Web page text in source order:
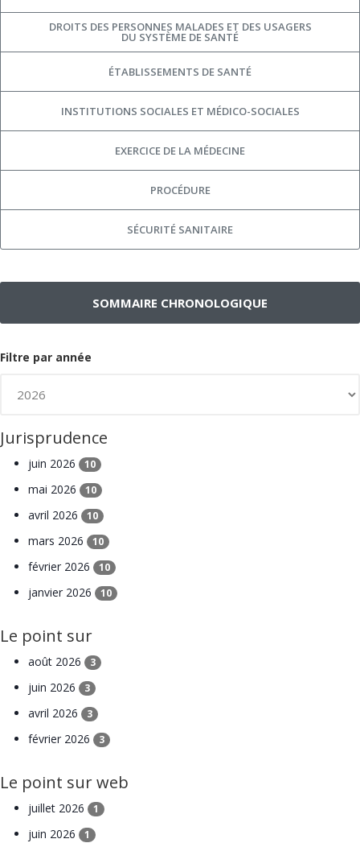
DROITS DES PERSONNES MALADES ET DES USAGERS
DU SYSTÈME DE SANTÉ
ÉTABLISSEMENTS DE SANTÉ
INSTITUTIONS SOCIALES ET MÉDICO-SOCIALES
EXERCICE DE LA MÉDECINE
PROCÉDURE
SÉCURITÉ SANITAIRE
SOMMAIRE CHRONOLOGIQUE
Filtre par année
Jurisprudence
juin 2026 10
mai 2026 10
avril 2026 10
mars 2026 10
février 2026 10
janvier 2026 10
Le point sur
août 2026 3
juin 2026 3
avril 2026 3
février 2026 3
Le point sur web
juillet 2026 1
juin 2026 1